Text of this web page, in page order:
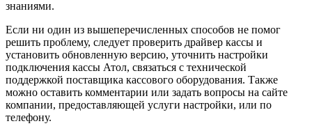
знаниями.
Если ни один из вышеперечисленных способов не помог
решить проблему, следует проверить драйвер кассы и
установить обновленную версию, уточнить настройки
подключения кассы Атол, связаться с технической
поддержкой поставщика кассового оборудования. Также
можно оставить комментарии или задать вопросы на сайте
компании, предоставляющей услуги настройки, или по
телефону.